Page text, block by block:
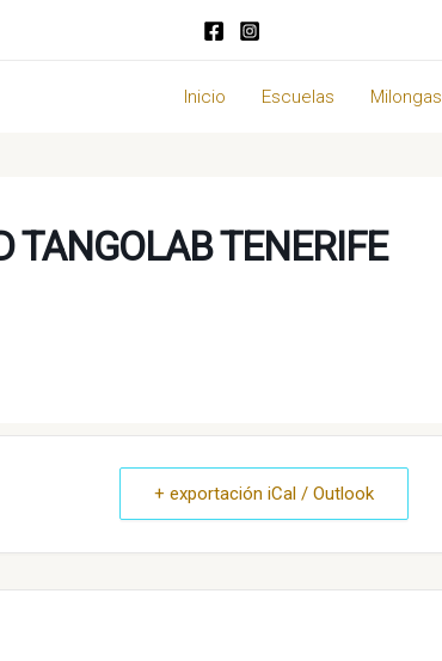
Inicio
Escuelas Milongas
TANGOLAB TENERIFE
+ exportación iCal / Outlook